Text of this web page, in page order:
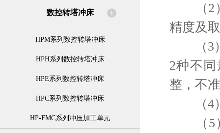
数控转塔冲床
HPM系列数控转塔冲床
HPH系列数控转塔冲床
HPE系列数控转塔冲床
HPC系列数控转塔冲床
HP-FMC系列冲压加工单元
（2）
精度及
（3）
2种不
整，不
（4）
（5）